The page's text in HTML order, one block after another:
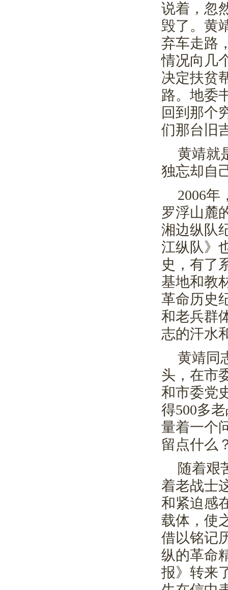
说着，忽
毁了。黄
弃车走路
情况向几
决定扶贫
路。地委
回到那个
们那台旧
黄靖就
独忘却自
2006年
罗浮山麓
湘边纵队
江纵队》
史，有了
基地和教
革命历史
和老兵群
志的汗水
黄靖同
头，在市
和市委党
得500多
量着一个
留点什么
随着艰
着老战士
和紧迫感
载体，使
借以铭记
纵的革命
报》转来